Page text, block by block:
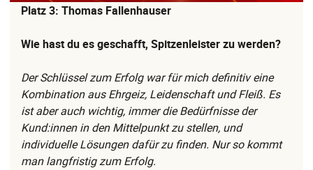
Platz 3: Thomas Fallenhauser
Wie hast du es geschafft, Spitzenleister zu werden?
Der Schlüssel zum Erfolg war für mich definitiv eine
Kombination aus Ehrgeiz, Leidenschaft und Fleiß. Es
ist aber auch wichtig, immer die Bedürfnisse der
Kund:innen in den Mittelpunkt zu stellen, und
individuelle Lösungen dafür zu finden. Nur so kommt
man langfristig zum Erfolg.